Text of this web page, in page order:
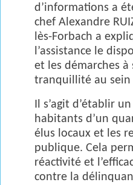
d’informations a
chef Alexandre
lès-Forbach a
l’assistance le
et les démarches
tranquillité au sein
Il s’agit d’établir
habitants d’un
élus locaux et les
publique. Cela
réactivité et
contre la